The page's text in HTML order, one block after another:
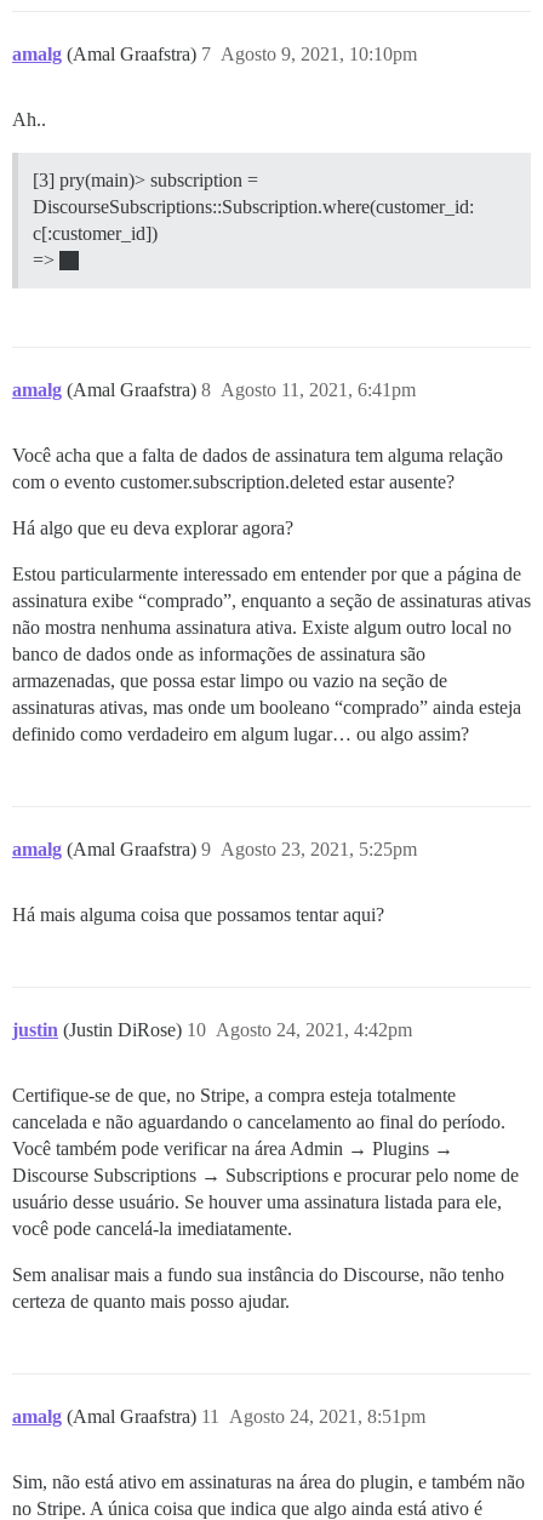
amalg (Amal Graafstra) Agosto 9, 2021, 10:10pm
7
Ah..
[3] pry(main)> subscription =
DiscourseSubscriptions::Subscription.where(customer_id:
c[:customer_id])
=>
amalg (Amal Graafstra) Agosto 11, 2021, 6:41pm
8
Você acha que a falta de dados de assinatura tem alguma relação
com o evento customer.subscription.deleted estar ausente?
Há algo que eu deva explorar agora?
Estou particularmente interessado em entender por que a página de
assinatura exibe “comprado”, enquanto a seção de assinaturas ativas
não mostra nenhuma assinatura ativa. Existe algum outro local no
banco de dados onde as informações de assinatura são
armazenadas, que possa estar limpo ou vazio na seção de
assinaturas ativas, mas onde um booleano “comprado” ainda esteja
definido como verdadeiro em algum lugar… ou algo assim?
amalg (Amal Graafstra) Agosto 23, 2021, 5:25pm
9
Há mais alguma coisa que possamos tentar aqui?
justin (Justin DiRose) Agosto 24, 2021, 4:42pm
10
Certifique-se de que, no Stripe, a compra esteja totalmente
cancelada e não aguardando o cancelamento ao final do período.
Você também pode verificar na área Admin → Plugins →
Discourse Subscriptions → Subscriptions e procurar pelo nome de
usuário desse usuário. Se houver uma assinatura listada para ele,
você pode cancelá-la imediatamente.
Sem analisar mais a fundo sua instância do Discourse, não tenho
certeza de quanto mais posso ajudar.
amalg (Amal Graafstra) Agosto 24, 2021, 8:51pm
11
Sim, não está ativo em assinaturas na área do plugin, e também não
no Stripe. A única coisa que indica que algo ainda está ativo é